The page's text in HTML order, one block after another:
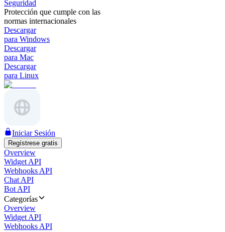
Seguridad
Protección que cumple con las
normas internacionales
Descargar
para Windows
Descargar
para Mac
Descargar
para Linux
Iniciar Sesión
Regístrese gratis
Overview
Widget API
Webhooks API
Chat API
Bot API
Categorías
Overview
Widget API
Webhooks API